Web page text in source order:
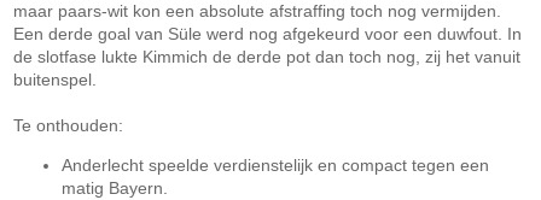
maar paars-wit kon een absolute afstraffing toch nog vermijden.
Een derde goal van Süle werd nog afgekeurd voor een duwfout. In
de slotfase lukte Kimmich de derde pot dan toch nog, zij het vanuit
buitenspel.
Te onthouden:
Anderlecht speelde verdienstelijk en compact tegen een
matig Bayern.